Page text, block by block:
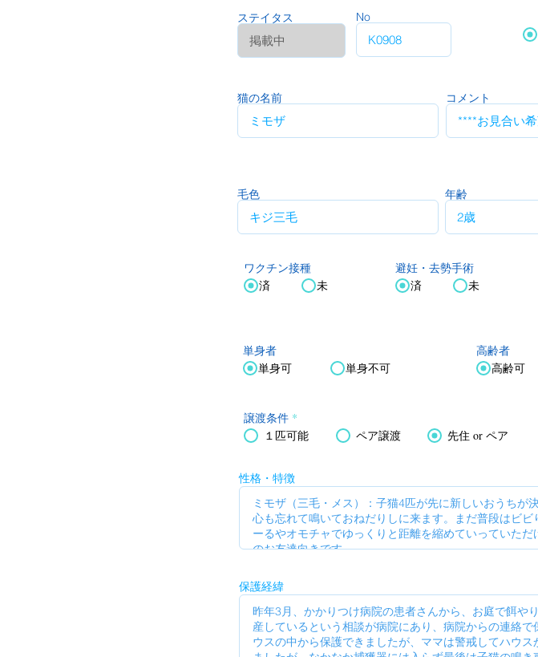
ステイタス No
猫の名前 コメント
毛色 年齢
ワクチン接種
済
未
避妊・去勢手術
済 未
単身者
単身可
単身不可
高齢者
高齢可
譲渡条件 *
１匹可能
ペア譲渡 先住 or ペア
性格・特徴
保護経緯